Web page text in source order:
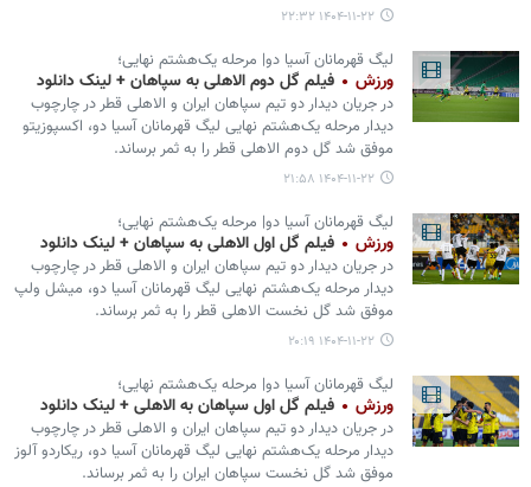
۱۴۰۴-۱۱-۲۲ ۲۲:۳۲
لیگ قهرمانان آسیا دو| مرحله یک‌هشتم نهایی؛
ورزش فیلم گل دوم الاهلی به سپاهان + لینک دانلود
در جریان دیدار دو تیم سپاهان ایران و الاهلی قطر در چارچوب
دیدار مرحله یک‌هشتم نهایی لیگ قهرمانان آسیا دو، اکسپوزیتو
موفق شد گل دوم الاهلی قطر را به ثمر برساند.
۱۴۰۴-۱۱-۲۲ ۲۱:۵۸
لیگ قهرمانان آسیا دو| مرحله یک‌هشتم نهایی؛
ورزش فیلم گل اول الاهلی به سپاهان + لینک دانلود
در جریان دیدار دو تیم سپاهان ایران و الاهلی قطر در چارچوب
دیدار مرحله یک‌هشتم نهایی لیگ قهرمانان آسیا دو، میشل ولپ
موفق شد گل نخست الاهلی قطر را به ثمر برساند.
۱۴۰۴-۱۱-۲۲ ۲۰:۱۹
لیگ قهرمانان آسیا دو| مرحله یک‌هشتم نهایی؛
ورزش فیلم گل اول سپاهان به الاهلی + لینک دانلود
در جریان دیدار دو تیم سپاهان ایران و الاهلی قطر در چارچوب
دیدار مرحله یک‌هشتم نهایی لیگ قهرمانان آسیا دو، ریکاردو آلوز
موفق شد گل نخست سپاهان ایران را به ثمر برساند.